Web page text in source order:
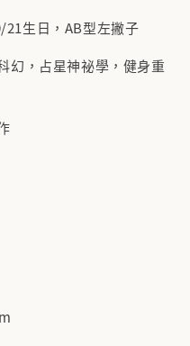
21生日，AB型左撇子
幻，占星神祕學，健身重